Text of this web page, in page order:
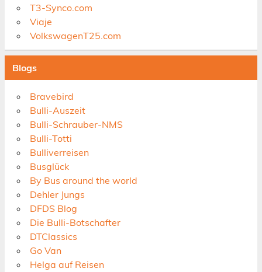
T3-Synco.com
Viaje
VolkswagenT25.com
Blogs
Bravebird
Bulli-Auszeit
Bulli-Schrauber-NMS
Bulli-Totti
Bulliverreisen
Busglück
By Bus around the world
Dehler Jungs
DFDS Blog
Die Bulli-Botschafter
DTClassics
Go Van
Helga auf Reisen